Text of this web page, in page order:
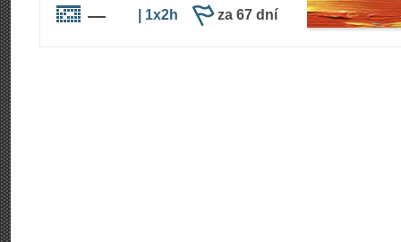
— | 1x2h za 67 dní